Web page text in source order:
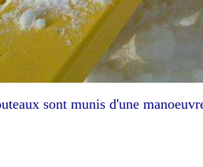
sont munis d'une